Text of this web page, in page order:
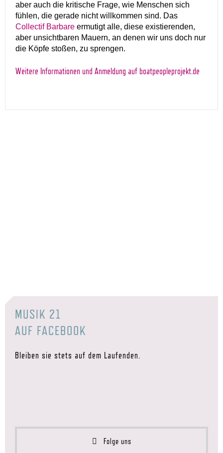
aber auch die kritische Frage, wie Menschen sich
fühlen, die gerade nicht willkommen sind. Das
Collectif Barbare ermutigt alle, diese existierenden,
aber unsichtbaren Mauern, an denen wir uns doch nur
die Köpfe stoßen, zu sprengen.
Weitere Informationen und Anmeldung auf boatpeopleprojekt.de
MUSIK 21
AUF FACEBOOK
Bleiben sie stets auf dem Laufenden.
Folge uns